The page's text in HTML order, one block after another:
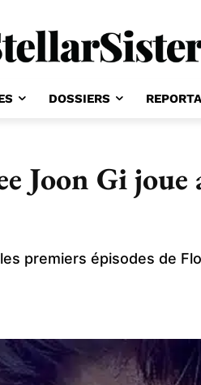
DOSSIERS
Joon Gi joue
premiers épisodes de